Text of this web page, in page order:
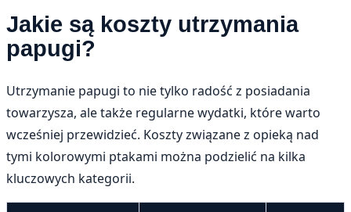
Jakie są koszty utrzymania
papugi?
Utrzymanie papugi to nie tylko radość z posiadania
towarzysza, ale także regularne wydatki, które warto
wcześniej przewidzieć. Koszty związane z opieką nad
tymi kolorowymi ptakami można podzielić na kilka
kluczowych kategorii.